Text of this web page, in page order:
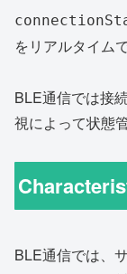
をリアルタイム
BLE通信では接
視によって状態
BLE通信では、